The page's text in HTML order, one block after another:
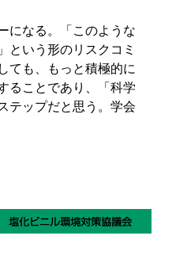
になる。「このような
という形のリスクコミ
ても、もっと積極的に
ることであり、「科学
テップだと思う。学会